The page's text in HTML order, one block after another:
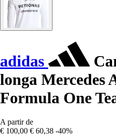
adidas
longa Mercedes
Formula One
A partir de
€ 100,00 € 60,38 -40%